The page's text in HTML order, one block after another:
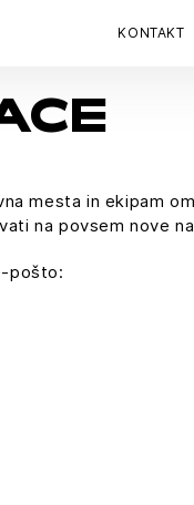
KONTAKT
mesta in ekipam
na povsem nove
pošto: